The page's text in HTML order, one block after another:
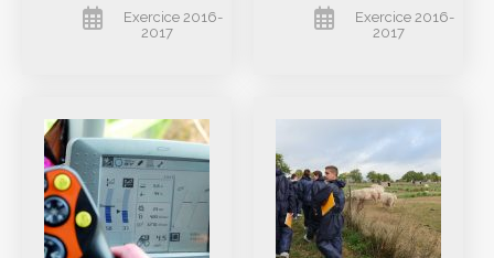
Exercice 2016-
2017
Exercice 2016-
2017